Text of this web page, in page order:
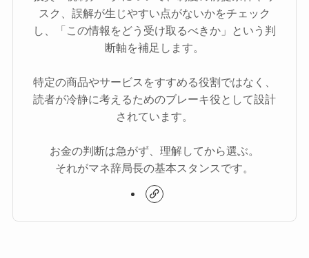
スク、誤解が生じやすい点がないかをチェック
し、「この情報をどう受け取るべきか」という判
断軸を補足します。
特定の商品やサービスをすすめる役割ではなく、
読者が冷静に考えるためのブレーキ役として設計
されています。
お金の判断は急がず、理解してから選ぶ。
それがマネ辞局長の基本スタンスです。